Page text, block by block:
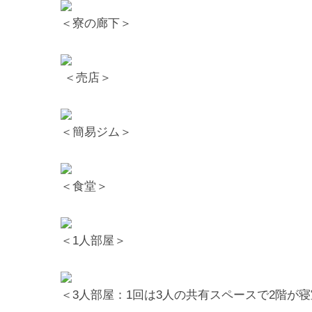
＜寮の廊下＞
＜売店＞
＜簡易ジム＞
＜食堂＞
＜1人部屋＞
＜3人部屋：1回は3人の共有スペースで2階が